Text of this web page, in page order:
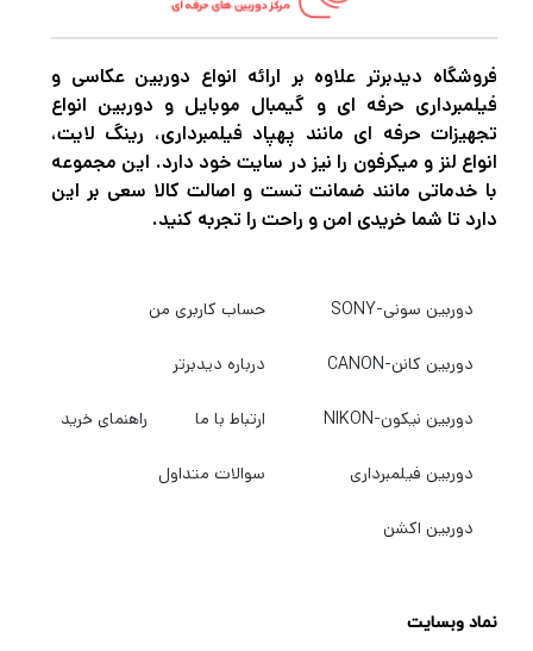
فروشگاه دیدبرتر علاوه بر ارائه انواع دوربین عکاسی و
فیلمبرداری حرفه ای و گیمبال موبایل و دوربین انواع
تجهیزات حرفه ای مانند پهپاد فیلمبرداری، رینگ لایت،
انواع لنز و میکرفون را نیز در سایت خود دارد. این مجموعه
با خدماتی مانند ضمانت تست و اصالت کالا سعی بر این
دارد تا شما خریدی امن و راحت را تجربه کنید.
دوربین سونی-SONY
دوربین کانن-CANON
دوربین نیکون-NIKON
دوربین فیلمبرداری
دوربین اکشن
حساب کاربری من
درباره دیدبرتر
ارتباط با ما راهنمای خرید
سوالات متداول
نماد وبسایت